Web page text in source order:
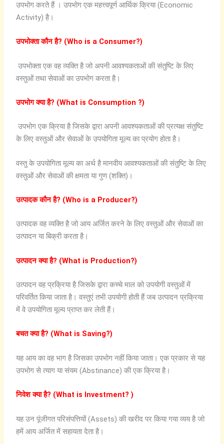
उपभोग करते हैं । उपभोग एक महत्त्वपूर्ण आर्थिक क्रिया (Economic
Activity) है।
उपभोक्ता कौन है? (Who is a Consumer?)
उपभोक्ता एक वह व्यक्ति है जो अपनी आवश्यकताओं की संतुष्टि के लिए
वस्तुओं तथा सेवाओं का उपभोग करता है।
उपभोग क्या है? (What is Consumption ?)
उपभोग एक क्रिया है जिसके द्वारा अपनी आवश्यकताओं की प्रत्यक्ष संतुष्टि
के लिए वस्तुओं और सेवाओं के उपयोगिता मूल्य का प्रयोग होता है।
वस्तु के उपयोगिता मूल्य का अर्थ है मानवीय आवश्यकताओं की संतुष्टि के लिए
वस्तुओं और सेवाओं की क्षमता या गुण (शक्ति)।
उत्पादक कौन है? (Who is a Producer?)
उत्पादक वह व्यक्ति है जो आय अर्जित करने के लिए वस्तुओं और सेवाओं का
उत्पादन या बिक्री करता है।
उत्पादन क्या है? (What is Production?)
उत्पादन वह प्रक्रिया है जिसके द्वारा कच्चे माल को उपयोगी वस्तुओं में
परिवर्तित किया जाता है। वस्तुएं तभी उपयोगी होती हैं जब उत्पादन प्रक्रिया
में वे उपयोगिता मूल्य प्राप्त कर लेती हैं।
बचत क्या है? (What is Saving?)
यह आय का वह भाग है जिसका उपभोग नहीं किया जाता। एक प्रकार से यह
उपभोग से त्याग या संयम (Abstinance) की एक क्रिया है।
निवेश क्या है? (What is Investment? )
यह उन पूंजीगत परिसंपत्तियों (Assets) की खरीद पर किया गया व्यय है जो
हमें आय अर्जित में सहायता देता है।